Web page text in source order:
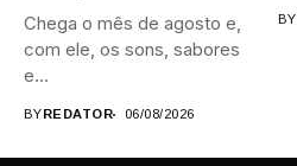
Chega o mês de agosto e,
com ele, os sons, sabores
e...
BYREDATOR 06/08/2026
BY